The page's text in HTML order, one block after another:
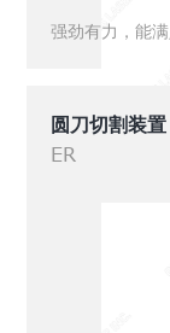
强劲有力，能
圆刀切割装置
ER